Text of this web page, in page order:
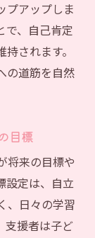
プアップしま
で、自己肯定
されます。
の道筋を自然
目標
将来の目標や
設定は、自立
、日々の学習
支援者は子ど